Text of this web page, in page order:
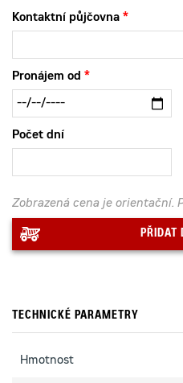
Kontaktní půjčovna
Pronájem od
Počet dní
Zobrazená cena je orientační.
PŘIDAT
TECHNICKÉ PARAMETRY
Hmotnost